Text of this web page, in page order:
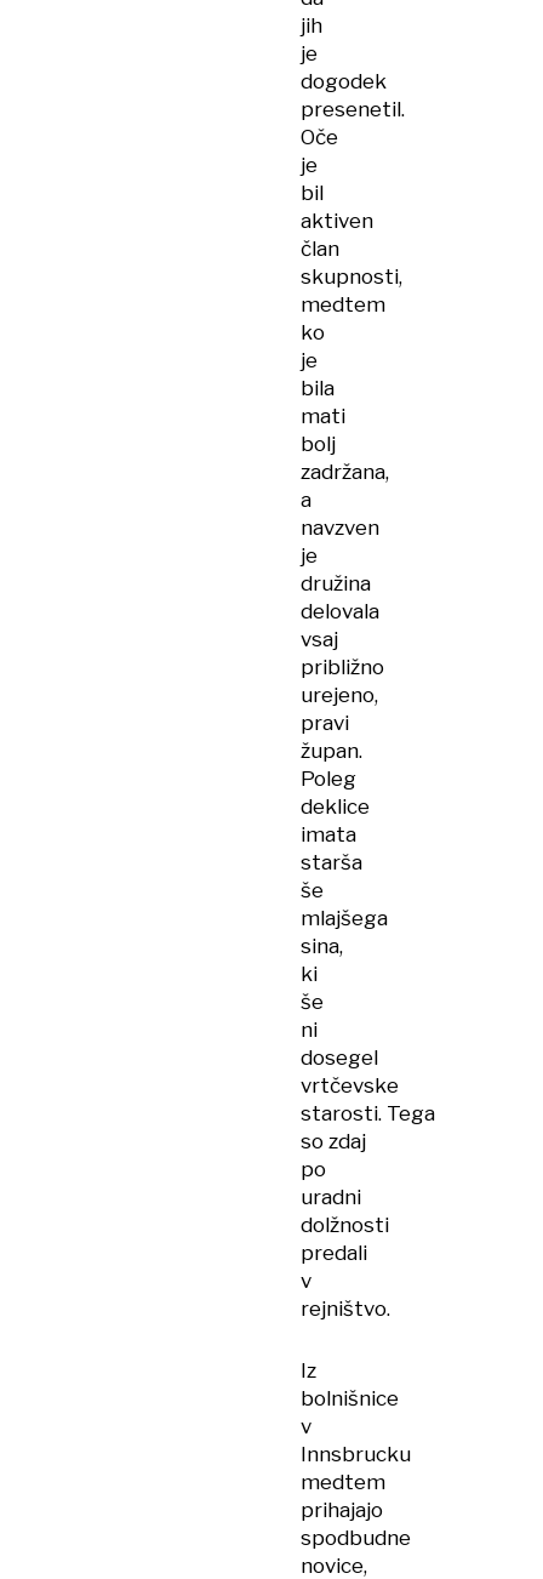
jih
je
dogodek
presenetil.
Oče
je
bil
aktiven
član
skupnosti,
medtem
ko
je
bila
mati
bolj
zadržana,
a
navzven
je
družina
delovala
vsaj
približno
urejeno,
pravi
župan.
Poleg
deklice
imata
starša
še
mlajšega
sina,
ki
še
ni
dosegel
vrtčevske
starosti. Tega
so zdaj
po
uradni
dolžnosti
predali
v
rejništvo.
Iz
bolnišnice
v
Innsbrucku
medtem
prihajajo
spodbudne
novice,